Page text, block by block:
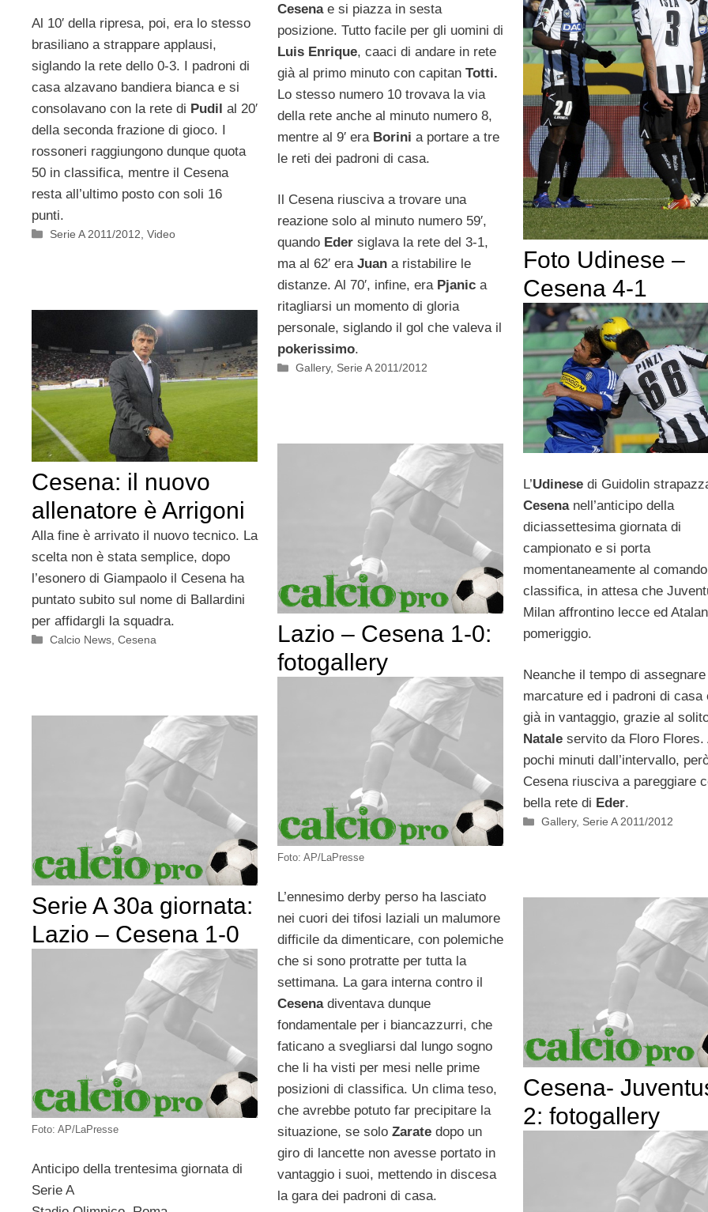
Al 10′ della ripresa, poi, era lo stesso
brasiliano a strappare applausi,
siglando la rete dello 0-3. I padroni di
casa alzavano bandiera bianca e si
consolavano con la rete di Pudil al 20′
della seconda frazione di gioco. I
rossoneri raggiungono dunque quota
50 in classifica, mentre il Cesena
resta all’ultimo posto con soli 16
punti.
Categorie
Serie A 2011/2012 ,Video
Cesenae si piazza in sesta
posizione. Tutto facile per gli uomini di
Luis Enrique, caaci di andare in rete
già al primo minuto con capitan Totti.
Lo stesso numero 10 trovava la via
della rete anche al minuto numero 8,
mentre al 9′ era Borini a portare a tre
le reti dei padroni di casa.
Il Cesena riusciva a trovare una
reazione solo al minuto numero 59′,
quando Edersiglava la rete del 3-1,
ma al 62′ era Juana ristabilire le
distanze. Al 70′, infine, era Pjanica
ritagliarsi un momento di gloria
personale, siglando il gol che valeva il
pokerissimo.
Categorie
Gallery, Serie A 2011/2012
Foto Udinese –
Cesena 4-1
L’Udinesedi Guidolin
Cesenanell’anticipo della
diciassettesima giornata di
campionato e si porta
momentaneamente al
classifica, in attesa che
Milan affrontino lecce ed
pomeriggio.
Neanche il tempo di
marcature ed i padroni di casa
già in vantaggio, grazie al
Nataleservito da Floro Flores.
pochi minuti dall’intervallo,
Cesena riusciva a pareggiare
bella rete di Eder.
Categorie
Gallery, Serie A 2011/2012
Cesena: il nuovo
allenatore è Arrigoni
Alla fine è arrivato il nuovo tecnico. La
scelta non è stata semplice, dopo
l’esonero di Giampaolo il Cesena ha
puntato subito sul nome di Ballardini
per affidargli la squadra.
Categorie
Calcio News ,Cesena
Lazio – Cesena 1-0:
fotogallery
Foto: AP/LaPresse
L’ennesimo derby perso ha lasciato
nei cuori dei tifosi laziali un malumore
difficile da dimenticare, con polemiche
che si sono protratte per tutta la
settimana. La gara interna contro il
Cesenadiventava dunque
fondamentale per i biancazzurri, che
faticano a svegliarsi dal lungo sogno
che li ha visti per mesi nelle prime
posizioni di classifica. Un clima teso,
che avrebbe potuto far precipitare la
situazione, se solo Zaratedopo un
giro di lancette non avesse portato in
vantaggio i suoi, mettendo in discesa
la gara dei padroni di casa.
Serie A 30a giornata:
Lazio – Cesena 1-0
Foto: AP/LaPresse
Anticipo della trentesima giornata di
Serie A
Cesena-
2: fotogallery